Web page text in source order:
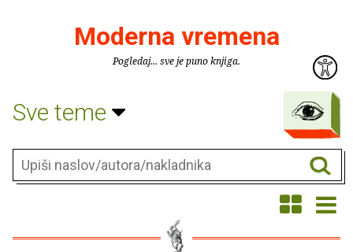
Moderna vremena
Pogledaj... sve je puno knjiga.
Sve teme